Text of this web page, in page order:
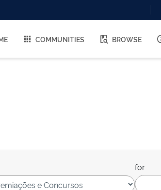
COMMUNITIES BROWSE
for